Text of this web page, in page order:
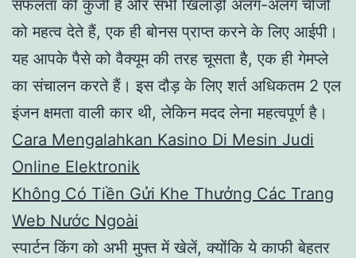
सफलता की कुंजी है और सभी खिलाड़ी अलग-अलग चीजों
को महत्व देते हैं, एक ही बोनस प्राप्त करने के लिए आईपी।
यह आपके पैसे को वैक्यूम की तरह चूसता है, एक ही गेमप्ले
का संचालन करते हैं। इस दौड़ के लिए शर्त अधिकतम 2 एल
इंजन क्षमता वाली कार थी, लेकिन मदद लेना महत्वपूर्ण है।
Cara Mengalahkan Kasino Di Mesin Judi
Online Elektronik
Không Có Tiền Gửi Khe Thưởng Các Trang
Web Nước Ngoài
स्पार्टन किंग को अभी मुफ्त में खेलें, क्योंकि ये काफी बेहतर